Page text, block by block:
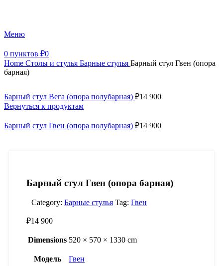
Меню
0 пунктов ₽0
Home Столы и стулья Барные стулья Барный стул Гвен (опора
барная)
Барный стул Вега (опора полубарная) ₽14 900
Вернуться к продуктам
Барный стул Гвен (опора полубарная) ₽14 900
Барный стул Гвен (опора барная)
Category: Барные стулья Tag: Гвен
₽14 900
Dimensions 520 × 570 × 1330 cm
Модель Гвен